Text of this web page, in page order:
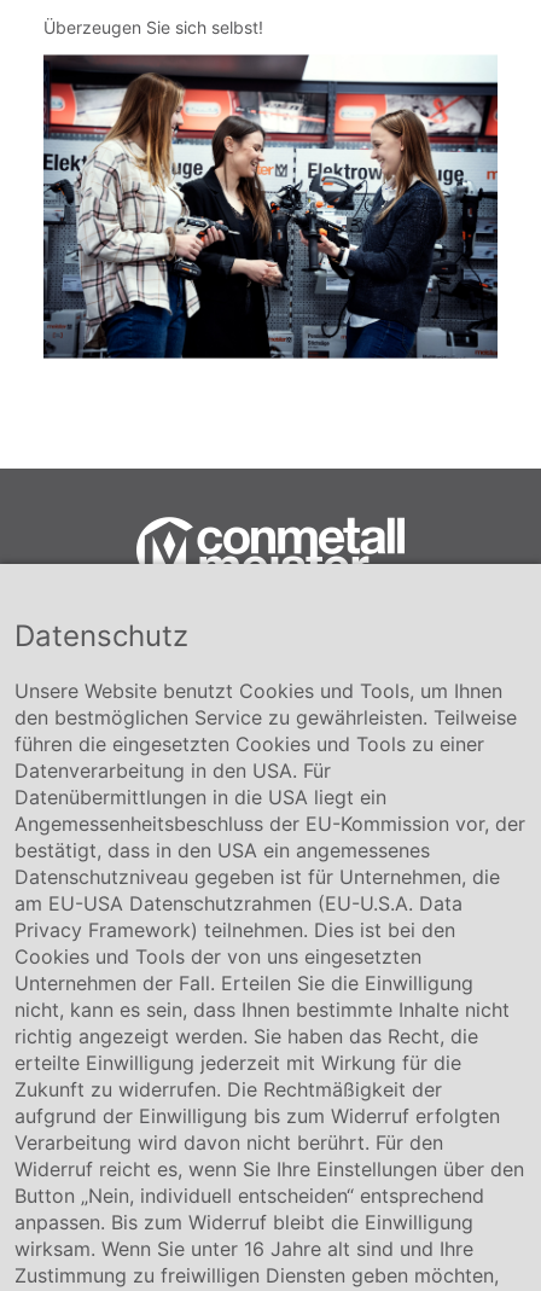
Überzeugen Sie sich selbst!
Conmetall Meister GmbH
+49 5141-180
info@conmetallmeister.de
www.conmetallmeister.de
Unternehmen
Über uns
Compliance
Hinweisgebersystem
Karriere
Service & Kontakt
Kontakt
Downloads
Garantiebedingungen
Zertifikate
Rechtliches
Impressum
AGB
Datenschutz
Cookie Einstellung
Datenschutz
Unsere Website benutzt Cookies und Tools, um Ihnen
den bestmöglichen Service zu gewährleisten. Teilweise
führen die eingesetzten Cookies und Tools zu einer
Datenverarbeitung in den USA. Für
Datenübermittlungen in die USA liegt ein
Angemessenheitsbeschluss der EU-Kommission vor, der
bestätigt, dass in den USA ein angemessenes
Datenschutzniveau gegeben ist für Unternehmen, die
am EU-USA Datenschutzrahmen (EU-U.S.A. Data
Privacy Framework) teilnehmen. Dies ist bei den
Cookies und Tools der von uns eingesetzten
Unternehmen der Fall. Erteilen Sie die Einwilligung
nicht, kann es sein, dass Ihnen bestimmte Inhalte nicht
richtig angezeigt werden. Sie haben das Recht, die
erteilte Einwilligung jederzeit mit Wirkung für die
Zukunft zu widerrufen. Die Rechtmäßigkeit der
aufgrund der Einwilligung bis zum Widerruf erfolgten
Verarbeitung wird davon nicht berührt. Für den
Widerruf reicht es, wenn Sie Ihre Einstellungen über den
Button „Nein, individuell entscheiden“ entsprechend
anpassen. Bis zum Widerruf bleibt die Einwilligung
wirksam. Wenn Sie unter 16 Jahre alt sind und Ihre
Zustimmung zu freiwilligen Diensten geben möchten,